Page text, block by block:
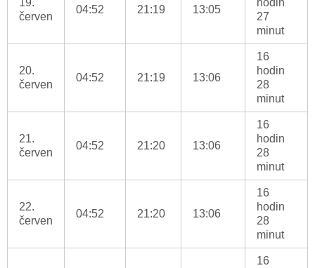
19.
červen
04:52 21:19 13:05
hodin
27
minut
20.
červen
04:52 21:19 13:06
16
hodin
28
minut
21.
červen
04:52 21:20 13:06
16
hodin
28
minut
22.
červen
04:52 21:20 13:06
16
hodin
28
minut
16